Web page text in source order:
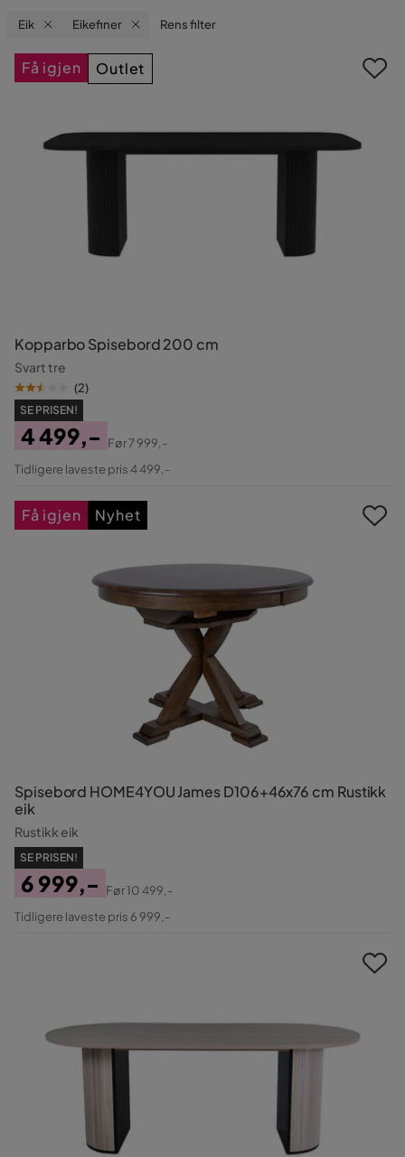
Eik Eikefiner Rens filter
Kopparbo Spisebord 200 cm
Svart tre
(2)
SE PRISEN!
Pris
4 499,-
Original
Før7 999,-
Tidligere laveste pris 4 499,-
Få igjen Outlet
Spisebord HOME4YOU James D106+46x76 cm Rustikk
eik
Rustikk eik
SE PRISEN!
Pris
6 999,-
Original
Før10 499,-
Tidligere laveste pris 6 999,-
Få igjen Nyhet